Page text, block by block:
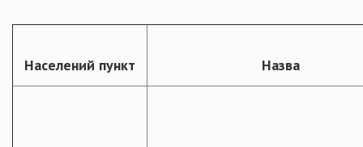
Населений пункт Назва